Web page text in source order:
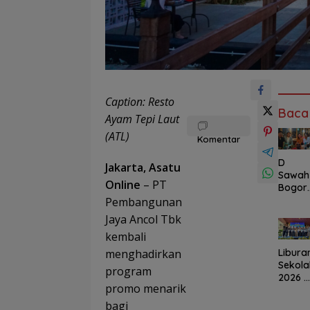
Caption: Resto
Ayam Tepi Laut
(ATL)
Jakarta, Asatu
Online – PT
Pembangunan
Jaya Ancol Tbk
kembali
menghadirkan
program
promo menarik
bagi
Komentar
D
Sawah
Bogor
r,
si
Wisata
Alam
2026 di